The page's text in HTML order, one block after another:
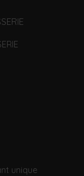
unique